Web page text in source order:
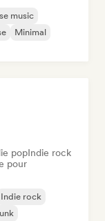
music
Minimal
popIndie rock
pour
Indie rock